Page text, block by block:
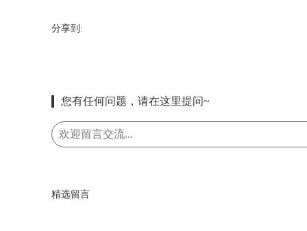
分享到:
您有任何问题，请在这里提问~
精选留言